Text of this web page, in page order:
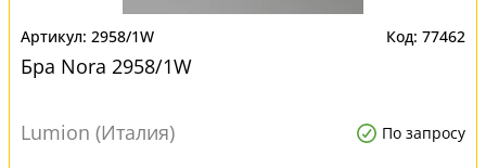
2958/1W 77462
Бра Nora 2958/1W
Lumion (Италия) По запросу